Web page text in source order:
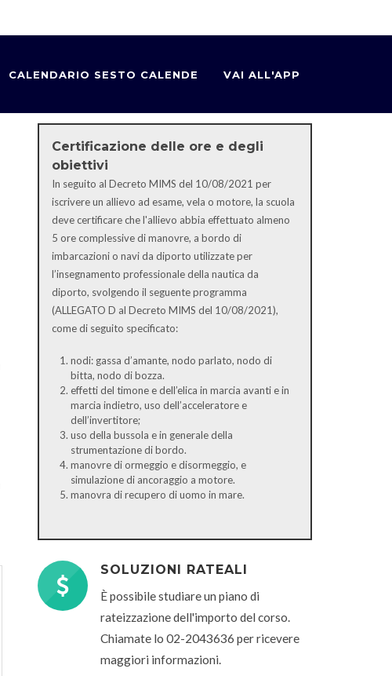
CALENDARIO SESTO CALENDE VAI ALL'APP
Certificazione delle ore e degli
obiettivi
In seguito al Decreto MIMS del 10/08/2021 per
iscrivere un allievo ad esame, vela o motore, la scuola
deve certificare che l'allievo abbia effettuato almeno
5 ore complessive di manovre, a bordo di
imbarcazioni o navi da diporto utilizzate per
l’insegnamento professionale della nautica da
diporto, svolgendo il seguente programma
(ALLEGATO D al Decreto MIMS del 10/08/2021),
come di seguito specificato:
nodi: gassa d’amante, nodo parlato, nodo di
bitta, nodo di bozza.
effetti del timone e dell’elica in marcia avanti e in
marcia indietro, uso dell’acceleratore e
dell’invertitore;
uso della bussola e in generale della
strumentazione di bordo.
manovre di ormeggio e disormeggio, e
simulazione di ancoraggio a motore.
manovra di recupero di uomo in mare.
SOLUZIONI RATEALI
È possibile studiare un piano di
rateizzazione dell'importo del corso.
Chiamate lo 02-2043636 per ricevere
maggiori informazioni.